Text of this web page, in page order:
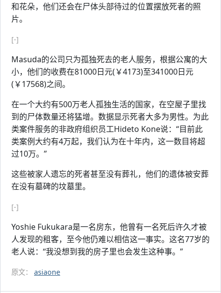
和花朵，他们还会在尸体头部待过的位置摆放死者的照
片。
[-]
Masuda的公司只为孤独死去的老人服务，根据公寓的大
小，他们的收费在81000日元(￥4173)至341000日元
(￥17568)之间。
在一个大约有500万老人孤独生活的国家，在空屋子里找
到的尸体数量还将猛增。数据显示死者大多为男性。为此
类案件服务的非政府组织员工Hideto Kone说：“目前此
类案例大约有4万起，我们认为在十年内，这一数目将超
过10万。”
这些被家人遗忘的死者甚至没有葬礼，他们的遗体被安葬
在没有墓碑的坟墓里。
[-]
Yoshie Fukukara是一名房东，他曾有一名死后许久才被
人发现的租客，至今他仍难以相信这一事实。这名77岁的
老人说：“我没想到我的房子里也会发生这种事。”
原文： asiaone